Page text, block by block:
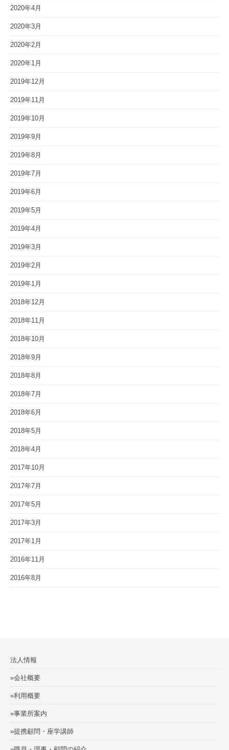
2020年4月
2020年3月
2020年2月
2020年1月
2019年12月
2019年11月
2019年10月
2019年9月
2019年8月
2019年7月
2019年6月
2019年5月
2019年4月
2019年3月
2019年2月
2019年1月
2018年12月
2018年11月
2018年10月
2018年9月
2018年8月
2018年7月
2018年6月
2018年5月
2018年4月
2017年10月
2017年7月
2017年5月
2017年3月
2017年1月
2016年11月
2016年8月
法人情報
»会社概要
»利用概要
»事業所案内
»提携顧問・座学講師